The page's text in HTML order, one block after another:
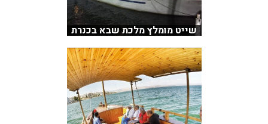
שייט מומלץ מלכת שבא בכנרת